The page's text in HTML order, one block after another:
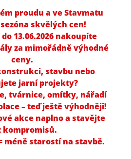
proudu a ve Stavmatu
skvělých cen!
do 13.06.2026 nakoupíte
za mimořádně výhodné
ceny.
stavbu nebo
jarní projekty?
tvárnice, omítky, nářadí
– teď ještě výhodněji!
akce naplno a stavějte
kompromisů.
méně starostí na stavbě.